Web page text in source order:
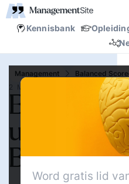
Kennisbank
Management
Balanced
2 MRT.‘98
En De
uw
Balanced
Word gratis lid